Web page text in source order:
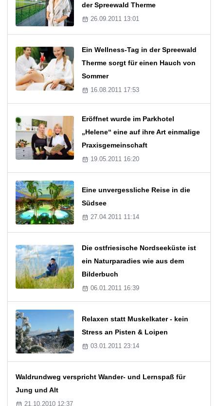
der Spreewald Therme
26.09.2011 13:01
Ein Wellness-Tag in der Spreewald
Therme sorgt für einen Hauch von
Sommer
16.08.2011 17:53
Eröffnet wurde im Parkhotel
„Helene“ eine auf ihre Art einmalige
Praxisgemeinschaft
19.05.2011 16:20
Eine unvergessliche Reise in die
Südsee
27.04.2011 11:14
Die ostfriesische Nordseeküste ist
ein Naturparadies wie aus dem
Bilderbuch
06.01.2011 16:39
Relaxen statt Muskelkater - kein
Stress an Pisten & Loipen
03.01.2011 23:14
Waldrundweg verspricht Wander- und Lernspaß für
Jung und Alt
21.10.2010 12:37